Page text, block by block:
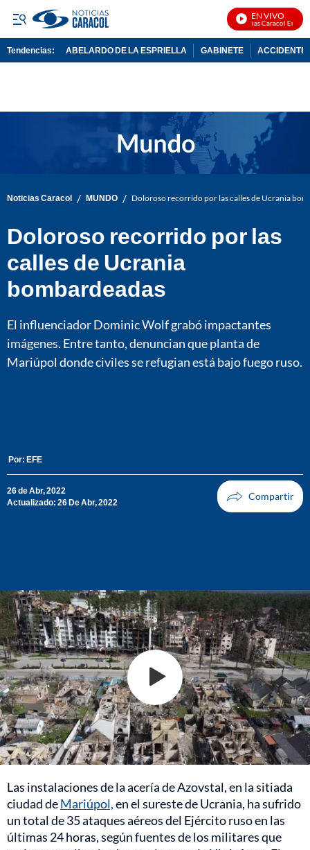
EN VIVO
Noticias Caracol En Vivo
Tendencias: ABELARDO DE LA ESPRIELLA GABINETE ACCIDENTE
Noticias Caracol / MUNDO / Doloroso recorrido por las calles de Ucrania
Doloroso recorrido por las
calles de Ucrania
bombardeadas
El influenciador Dominic Wolf grabó impactantes
imágenes. Entre tanto, denuncian que planta de
Mariúpol donde civiles se refugian está bajo fuego ruso.
Por: EFE
26 de Abr, 2022
Actualizado: 26 De Abr, 2022
Las instalaciones de la acería de Azovstal, en la sitiada
ciudad deMariúpol,en el sureste de Ucrania, ha sufrido
un total de 35 ataques aéreos del Ejército ruso en las
últimas 24 horas, según fuentes de los militares que